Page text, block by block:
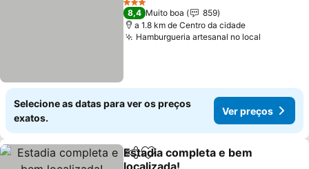
3 Estrelas
8,4 Muito boa
859
a 1.8 km de Centro da cidade
Hamburgueria artesanal no local
Selecione as datas para ver os preços
exatos.
Ver preços
PartilharAdicionar aos favoritos
Estadia completa e bem
localizada!